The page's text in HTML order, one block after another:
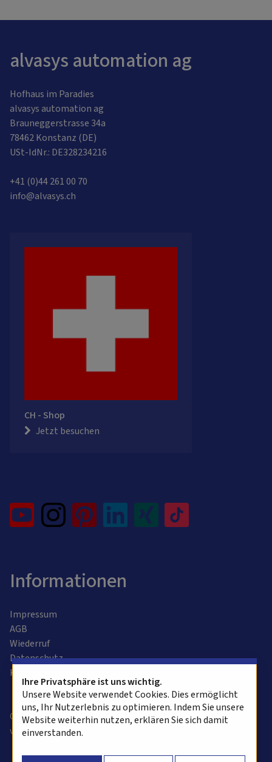
alvasys automation ag
Hofhaus im Paradies
alvasys automation ag
Brauneggerstrasse 34a
78462 Konstanz (DE)
USt-IdNr.: DE328234216
+41 (0)44 261 00 70
info@alvasys.ch
CH - Shop
Jetzt besuchen
Informationen
Impressum
AGB
Wiederruf
Datenschutz
Kontaktformular
Copyright © 2025 alvasys automation ag. Alle Rechte
vorbehalten.
Ihre Privatsphäre ist uns wichtig.
Unsere Website verwendet Cookies. Dies ermöglicht
uns, Ihr Nutzerlebnis zu optimieren. Indem Sie unsere
Website weiterhin nutzen, erklären Sie sich damit
einverstanden.